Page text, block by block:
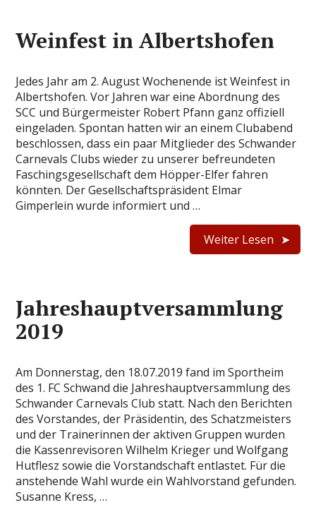
Weinfest in Albertshofen
Jedes Jahr am 2. August Wochenende ist Weinfest in
Albertshofen. Vor Jahren war eine Abordnung des
SCC und Bürgermeister Robert Pfann ganz offiziell
eingeladen. Spontan hatten wir an einem Clubabend
beschlossen, dass ein paar Mitglieder des Schwander
Carnevals Clubs wieder zu unserer befreundeten
Faschingsgesellschaft dem Höpper-Elfer fahren
könnten. Der Gesellschaftspräsident Elmar
Gimperlein wurde informiert und …
Weiter Lesen
Jahreshauptversammlung
2019
Am Donnerstag, den 18.07.2019 fand im Sportheim
des 1. FC Schwand die Jahreshauptversammlung des
Schwander Carnevals Club statt. Nach den Berichten
des Vorstandes, der Präsidentin, des Schatzmeisters
und der Trainerinnen der aktiven Gruppen wurden
die Kassenrevisoren Wilhelm Krieger und Wolfgang
Hutflesz sowie die Vorstandschaft entlastet. Für die
anstehende Wahl wurde ein Wahlvorstand gefunden.
Susanne Kress, …